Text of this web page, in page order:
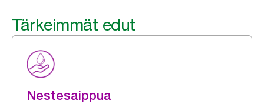
Tärkeimmät edut
Nestesaippua